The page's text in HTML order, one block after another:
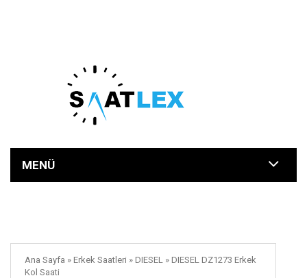
MENÜ
Ana Sayfa » Erkek Saatleri » DIESEL » DIESEL DZ1273 Erkek
Kol Saati